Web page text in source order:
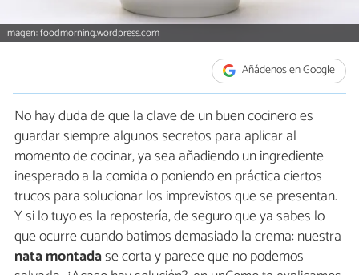
Imagen: foodmorning.wordpress.com
Añádenos en Google
No hay duda de que la clave de un buen cocinero es
guardar siempre algunos secretos para aplicar al
momento de cocinar, ya sea añadiendo un ingrediente
inesperado a la comida o poniendo en práctica ciertos
trucos para solucionar los imprevistos que se presentan.
Y si lo tuyo es la repostería, de seguro que ya sabes lo
que ocurre cuando batimos demasiado la crema: nuestra
nata montadase corta y parece que no podemos